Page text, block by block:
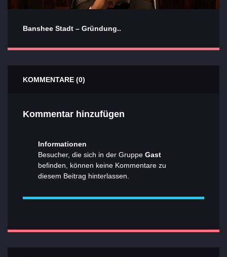
Banshee Stadt – Gründung..
KOMMENTARE (0)
Kommentar hinzufügen
Informationen
Besucher, die sich in der Gruppe Gast
befinden, können keine Kommentare zu
diesem Beitrag hinterlassen.